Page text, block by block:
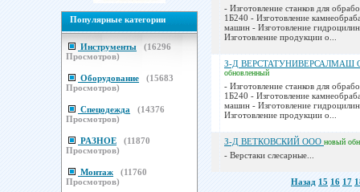
Популярные категории
Инструменты (16296
Просмотров)
Оборудование (15683
Просмотров)
Спецодежда (14376
Просмотров)
РАЗНОЕ (11870
Просмотров)
Монтаж (11760
Просмотров)
- Изготовление станков для
1Б240 - Изготовление
машин - Изготовление
Изготовление продукции о...
З-Д ВЕРСТАТУНИВЕРСАЛМАШ
обновленный
- Изготовление станков для
1Б240 - Изготовление
машин - Изготовление
Изготовление продукции о...
З-Д ВЕТКОВСКИЙ ООО новый
- Верстаки слесарные...
Назад 15 16 17